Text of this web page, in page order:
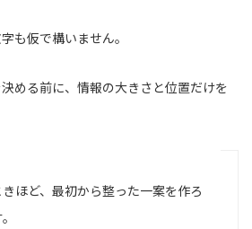
も仮で構いません。
める前に、情報の大きさと位置だけを
ほど、最初から整った一案を作ろ